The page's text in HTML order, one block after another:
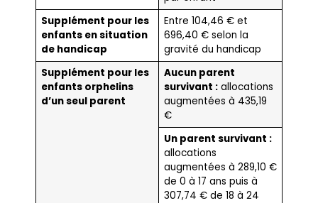
Supplément pour les
enfants en situation
de handicap
Entre 104,46 € et
696,40 € selon la
gravité du handicap
Supplément pour les
enfants orphelins
d’un seul parent
Aucun parent
survivant :allocations
augmentées à 435,19
€
Un parent survivant :
allocations
augmentées à 289,10 €
de 0 à 17 ans puis à
307,74 € de 18 à 24